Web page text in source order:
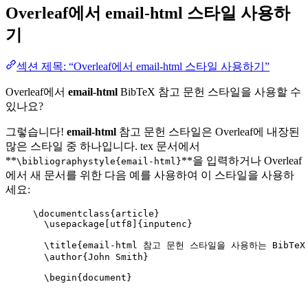
Overleaf에서 email-html 스타일 사용하
기
섹션 제목: “Overleaf에서 email-html 스타일 사용하기”
Overleaf에서 email-html BibTeX 참고 문헌 스타일을 사용할 수
있나요?
그렇습니다! email-html 참고 문헌 스타일은 Overleaf에 내장된
많은 스타일 중 하나입니다. tex 문서에서
**\bibliographystyle{email-html}**을 입력하거나 Overleaf
에서 새 문서를 위한 다음 예를 사용하여 이 스타일을 사용하
세요:
\documentclass{ article }
\usepackage
utf8 ]{ inputenc }
\title{email-html 참고 문헌 스타일을 사용하는
\author{John Smith}
\begin{ document }